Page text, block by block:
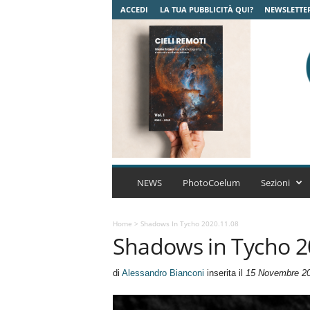
ACCEDI LA TUA PUBBLICITÀ QUI?
C
A
r
NEWS PhotoCoelum Sezioni
Home > Shadows In Tycho 2020.11.08
Shadows in Tycho
di Alessandro Bianconi inserita il 15 Novembre